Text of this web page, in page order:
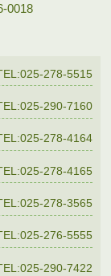
0018
278-5515
290-7160
278-4164
278-4165
278-3565
276-5555
290-7422